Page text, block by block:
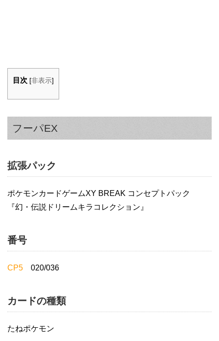
目次 [非表示]
フーパEX
拡張パック
ポケモンカードゲームXY BREAK コンセプトパック
『幻・伝説ドリームキラコレクション』
番号
CP5 020/036
カードの種類
たねポケモン